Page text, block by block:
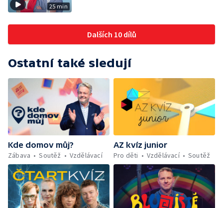
25 min
Dalších 10 dílů
Ostatní také sledují
Kde domov můj?
Zábava
Soutěž Vzdělávací
AZ kvíz junior
Pro děti
Vzdělávací Soutěž